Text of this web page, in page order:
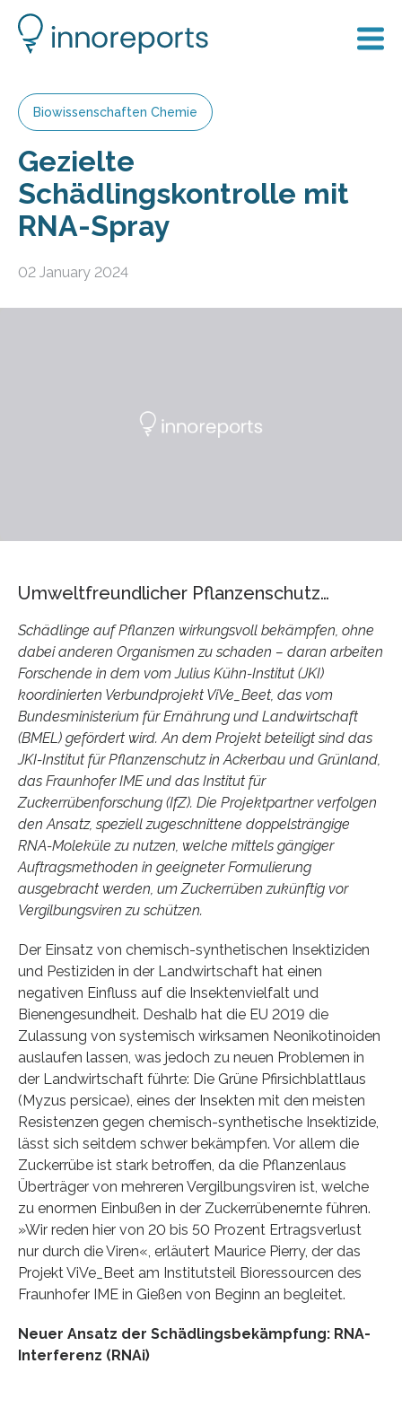
Biowissenschaften Chemie
Gezielte
Schädlingskontrolle mit
RNA-Spray
02 January 2024
Umweltfreundlicher Pflanzenschutz…
Schädlinge auf Pflanzen wirkungsvoll bekämpfen, ohne
dabei anderen Organismen zu schaden – daran arbeiten
Forschende in dem vom Julius Kühn-Institut (JKI)
koordinierten Verbundprojekt ViVe_Beet, das vom
Bundesministerium für Ernährung und Landwirtschaft
(BMEL) gefördert wird. An dem Projekt beteiligt sind das
JKI-Institut für Pflanzenschutz in Ackerbau und Grünland,
das Fraunhofer IME und das Institut für
Zuckerrübenforschung (IfZ). Die Projektpartner verfolgen
den Ansatz, speziell zugeschnittene doppelsträngige
RNA-Moleküle zu nutzen, welche mittels gängiger
Auftragsmethoden in geeigneter Formulierung
ausgebracht werden, um Zuckerrüben zukünftig vor
Vergilbungsviren zu schützen.
Der Einsatz von chemisch-synthetischen Insektiziden
und Pestiziden in der Landwirtschaft hat einen
negativen Einfluss auf die Insektenvielfalt und
Bienengesundheit. Deshalb hat die EU 2019 die
Zulassung von systemisch wirksamen Neonikotinoiden
auslaufen lassen, was jedoch zu neuen Problemen in
der Landwirtschaft führte: Die Grüne Pfirsichblattlaus
(Myzus persicae), eines der Insekten mit den meisten
Resistenzen gegen chemisch-synthetische Insektizide,
lässt sich seitdem schwer bekämpfen. Vor allem die
Zuckerrübe ist stark betroffen, da die Pflanzenlaus
Überträger von mehreren Vergilbungsviren ist, welche
zu enormen Einbußen in der Zuckerrübenernte führen.
»Wir reden hier von 20 bis 50 Prozent Ertragsverlust
nur durch die Viren«, erläutert Maurice Pierry, der das
Projekt ViVe_Beet am Institutsteil Bioressourcen des
Fraunhofer IME in Gießen von Beginn an begleitet.
Neuer Ansatz der Schädlingsbekämpfung: RNA-
Interferenz (RNAi)